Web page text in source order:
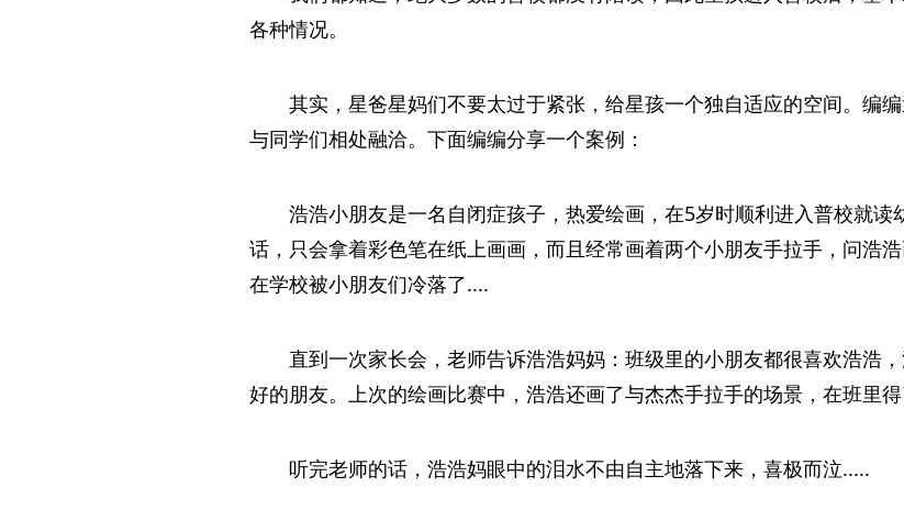
各种情况。
其实，星爸星妈们不要太过于紧张，给星孩一个独自适应的空间。编
与同学们相处融洽。下面编编分享一个案例：
浩浩小朋友是一名自闭症孩子，热爱绘画，在5岁时顺利进入普校就
话，只会拿着彩色笔在纸上画画，而且经常画着两个小朋友手拉手，问浩
在学校被小朋友们冷落了....
直到一次家长会，老师告诉浩浩妈妈：班级里的小朋友都很喜欢浩浩
好的朋友。上次的绘画比赛中，浩浩还画了与杰杰手拉手的场景，在班里得
听完老师的话，浩浩妈眼中的泪水不由自主地落下来，喜极而泣.....